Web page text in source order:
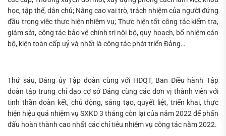
học, tập thể, dân chủ; Nâng cao vai trò, trách nhiệm của người đứng
đầu trong việc thực hiện nhiệm vụ; Thực hiện tốt công tác kiểm tra,
giám sát, công tác bảo vệ chính trị nội bộ, quy hoạch, bổ nhiệm cán
bộ, kiện toàn cấp uỷ và nhất là công tác phát triển Đảng…
Thứ sáu, Đảng ủy Tập đoàn cùng với HĐQT, Ban Điều hành Tập
đoàn tập trung chỉ đạo cơ sở Đảng cùng các đơn vị thành viên với
tinh thần đoàn kết, chủ động, sáng tạo, quyết liệt, triển khai, thực
hiện hiệu quả nhiệm vụ SXKD 3 tháng còn lại của năm 2022 để phấn
đấu hoàn thành cao nhất các chỉ tiêu nhiệm vụ công tác năm 2022.